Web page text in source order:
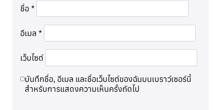
ชื่อ *
อีเมล *
เว็บไซต์
บันทึกชื่อ, อีเมล และชื่อเว็บไซต์ของฉันบนเบราว์เซอร์นี้
สำหรับการแสดงความเห็นครั้งถัดไป